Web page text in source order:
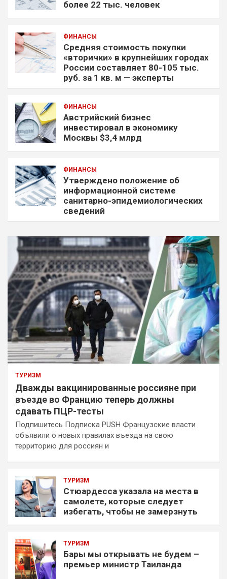
более 22 тыс. человек
ФИНАНСЫ
Средняя стоимость покупки
«вторички» в крупнейших городах
России составляет 80-105 тыс.
руб. за 1 кв. м — эксперты
ФИНАНСЫ
Австрийский бизнес
инвестировал в экономику
Москвы $3,4 млрд
ФИНАНСЫ
Утверждено положение об
информационной системе
санитарно-эпидемиологических
сведений
ТУРИЗМ
Дважды вакцинированные россияне при
въезде во Францию теперь должны
сдавать ПЦР-тесты
Подпишитесь Подписка PUSH Французские власти
объявили о новых правилах въезда на свою
территорию для россиян и
ТУРИЗМ
Стюардесса указала на места в
самолете, которые следует
избегать, чтобы не замерзнуть
ТУРИЗМ
Бары мы открывать не будем –
премьер министр Таиланда